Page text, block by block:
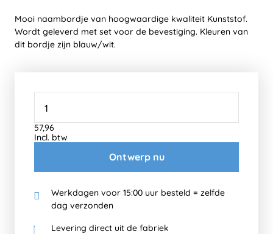
Mooi naambordje van hoogwaardige kwaliteit Kunststof.
Wordt geleverd met set voor de bevestiging. Kleuren van
dit bordje zijn blauw/wit.
Ontwerp nu
57,96
Incl. btw
Werkdagen voor 15:00 uur besteld = zelfde
dag verzonden
Levering direct uit de fabriek